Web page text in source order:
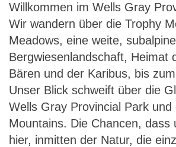
Willkommen im Wells Gray
Wir wandern über die Trophy
Meadows, eine weite, subalpine
Bergwiesenlandschaft, Heimat
Bären und der Karibus, bis
Unser Blick schweift über die
Wells Gray Provincial Park und
Mountains. Die Chancen, dass
hier, inmitten der Natur, die